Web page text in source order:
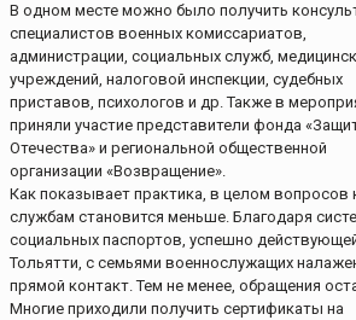
В одном месте можно было получить
специалистов военных комиссариатов,
администрации, социальных служб,
учреждений, налоговой инспекции, судебных
приставов, психологов и др. Также в
приняли участие представители фонда
Отечества» и региональной общественной
организации «Возвращение».
Как показывает практика, в целом вопросов
службам становится меньше. Благодаря
социальных паспортов, успешно
Тольятти, с семьями военнослужащих
прямой контакт. Тем не менее, обращения
Многие приходили получить сертификаты на